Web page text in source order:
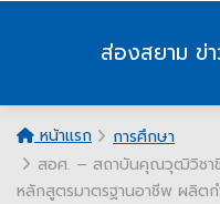
ส่องสยาม ข่
หน้าแรก
การศึกษา
สอศ. – สถาบันคุณวุฒิวิชาชี
หลักสูตรมาตรฐานอาชีพ ผลิตก